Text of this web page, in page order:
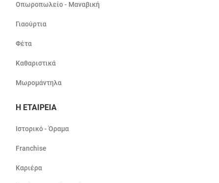
Οπωροπωλείο - Μαναβική
Γιαούρτια
Φέτα
Καθαριστικά
Μωρομάντηλα
Η ΕΤΑΙΡΕΙΑ
Ιστορικό - Όραμα
Franchise
Καριέρα